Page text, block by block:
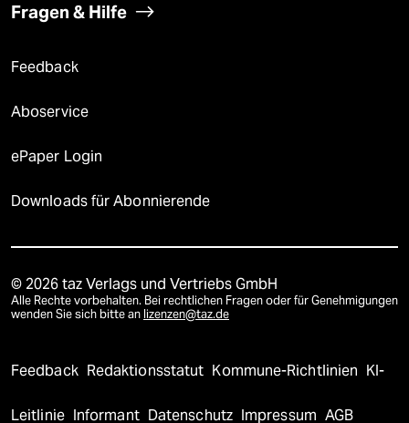
Fragen & Hilfe
Feedback
Aboservice
ePaper Login
Downloads für Abonnierende
© 2026 taz Verlags und Vertriebs GmbH
Alle Rechte vorbehalten. Bei rechtlichen Fragen oder für Genehmigungen
wenden Sie sich bitte an lizenzen@taz.de
Feedback Redaktionsstatut Kommune-Richtlinien KI-
Leitlinie Informant Datenschutz Impressum AGB